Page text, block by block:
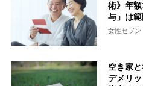
術》年
与」は
女性セブン
空き家
デメリ